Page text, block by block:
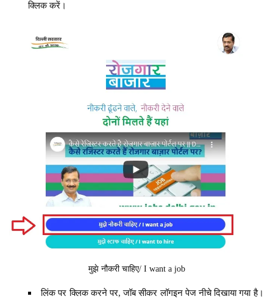
क्लिक करें।
मुझे नौकरी चाहिए/ I want a job
लिंक पर क्लिक करने पर, जॉब सीकर लॉगइन पेज नीचे दिखाया गया है।